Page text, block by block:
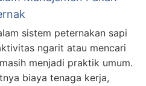
sistem peternakan sapi
ngarit atau mencari
menjadi praktik umum.
biaya tenaga kerja,